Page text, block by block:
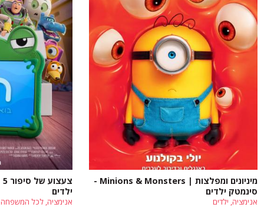
מיניונים ומפלצות | Minions & Monsters -
סינמטק ילדים
אנימציה, ילדים
ילדים
אנימציה, לכל המשפחה